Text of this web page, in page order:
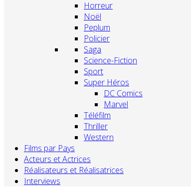
Horreur
Noël
Peplum
Policier
Saga
Science-Fiction
Sport
Super Héros
DC Comics
Marvel
Téléfilm
Thriller
Western
Films par Pays
Acteurs et Actrices
Réalisateurs et Réalisatrices
Interviews